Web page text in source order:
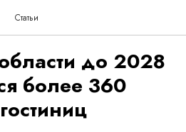
Статьи
до 2028
более 360